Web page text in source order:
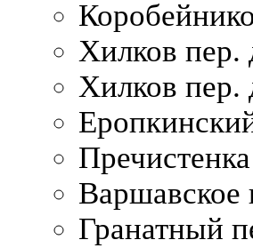
Хилков пер.
Хилков пер.
Гранатный